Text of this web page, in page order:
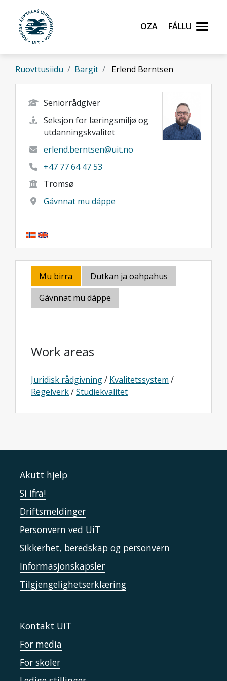
Gå til hovedinnhold
Oza
Fállu
Ruovttusiidu Bargit Erlend Berntsen
Seniorrådgiver
Seksjon for læringsmiljø og
utdanningskvalitet
erlend.berntsen@uit.no
+47 77 64 47 53
Tromsø
Gávnnat mu dáppe
Mu birra
Dutkan ja oahpahus
Gávnnat mu dáppe
Work areas
Juridisk rådgivning/ Kvalitetssystem /
Regelverk/Studiekvalitet
Akutt hjelp
Si ifra!
Driftsmeldinger
Personvern ved UiT
Sikkerhet, beredskap og personvern
Informasjonskapsler
Tilgjengelighetserklæring
Kontakt UiT
For media
For skoler